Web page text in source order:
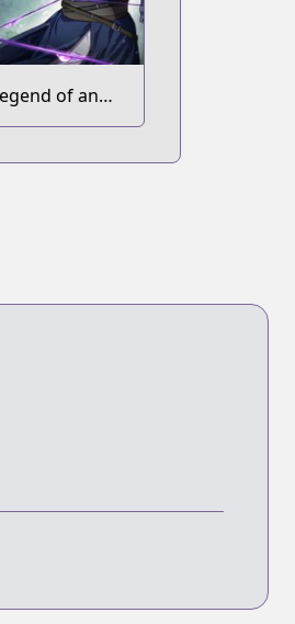
of an
The